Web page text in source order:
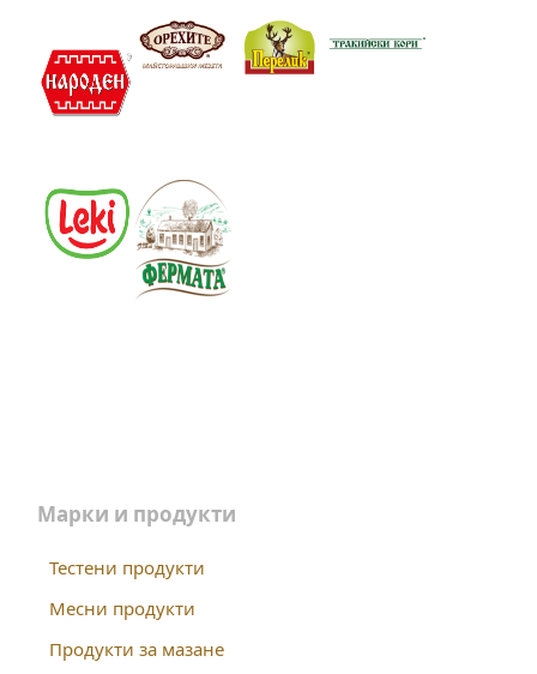
Марки и продукти
Тестени продукти
Месни продукти
Продукти за мазане